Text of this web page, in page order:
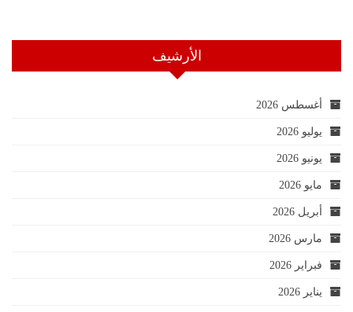
الأرشيف
أغسطس 2026
يوليو 2026
يونيو 2026
مايو 2026
أبريل 2026
مارس 2026
فبراير 2026
يناير 2026